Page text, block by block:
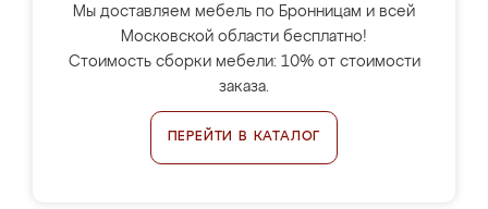
Мы доставляем мебель по Бронницам и всей
Московской области бесплатно!
Стоимость сборки мебели: 10% от стоимости
заказа.
ПЕРЕЙТИ В КАТАЛОГ